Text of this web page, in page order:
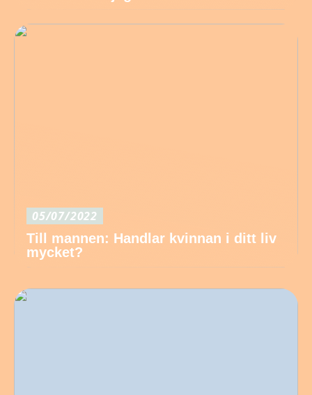
05/07/2022
Till mannen: Handlar kvinnan i ditt liv
mycket?